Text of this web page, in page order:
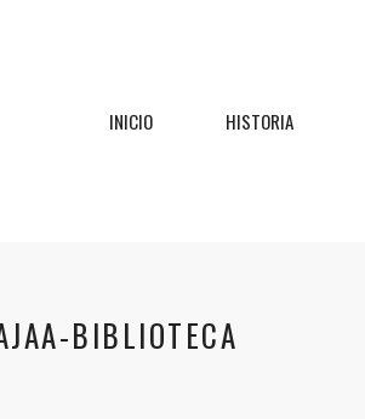
INICIO HISTORIA
BIBLIOTECA